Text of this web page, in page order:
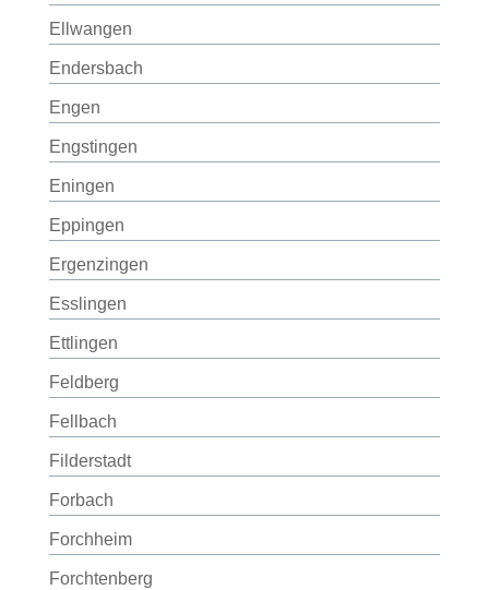
Ellwangen
Endersbach
Engen
Engstingen
Eningen
Eppingen
Ergenzingen
Esslingen
Ettlingen
Feldberg
Fellbach
Filderstadt
Forbach
Forchheim
Forchtenberg